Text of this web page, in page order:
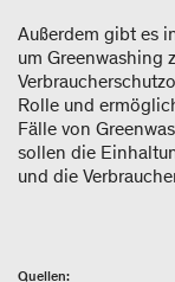
Außerdem gibt es
um Greenwashing
Rolle und
Fälle von
sollen die
und die
Quellen: